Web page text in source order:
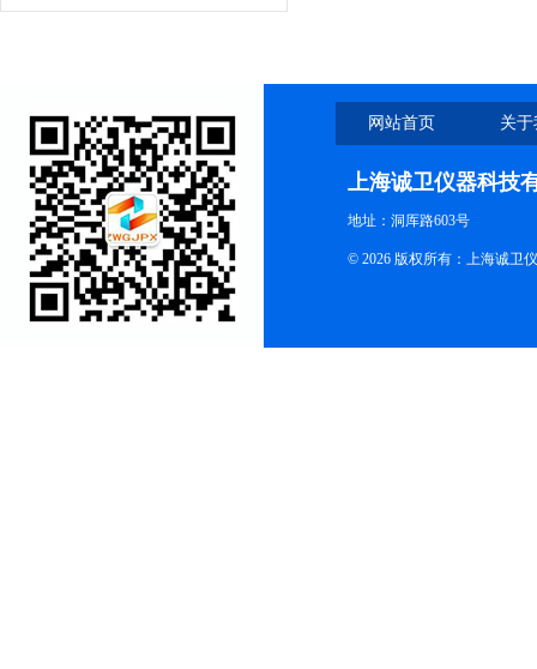
网站首页 关
上海诚卫仪器科技
地址：洞厍路603号
© 2026 版权所有：上海诚卫